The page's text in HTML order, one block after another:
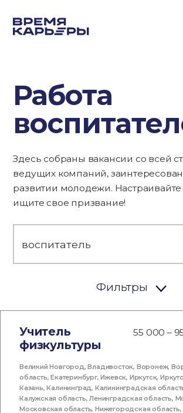
Работа
Здесь собраны вакансии со всей
ведущих компаний,
развитии молодежи.
ищите свое призвание!
Фильтры
Учитель
физкультуры
55 000 –
Великий Новгород,Владивосток, Воронеж,
область,Екатеринбург,Ижевск, Иркутск,
Казань,Калининград, Калининградская
Калужская область,Ленинградская область,
Московская область,Нижегородская область,